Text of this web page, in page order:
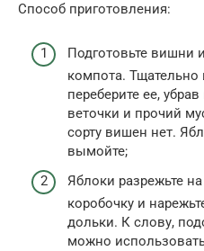
Способ приготовления:
Подготовьте вишни
компота.
переберите ее,
веточки и прочий
сорту вишен нет.
вымойте;
Яблоки разрежьте
коробочку и
дольки. К слову,
можно